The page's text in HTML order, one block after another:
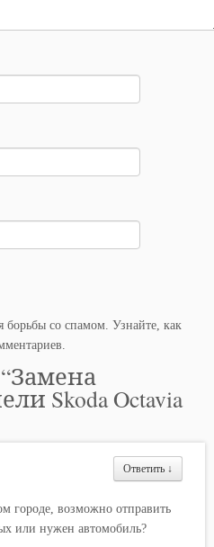
борьбы со спамом. Узнайте, как
.
Замена
Skoda Octavia
Ответить ↓
городе, возможно отправить
или нужен автомобиль?